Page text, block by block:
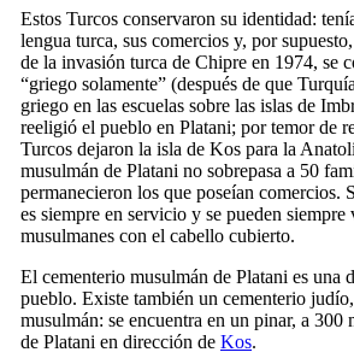
Estos Turcos conservaron su identidad:
lengua turca, sus comercios y, por
de la invasión turca de Chipre en 1974, se
“griego solamente” (después de que
griego en las escuelas sobre las islas de
reeligió el pueblo en Platani; por temor de
Turcos dejaron la isla de Kos para la
musulmán de Platani no sobrepasa a 50
permanecieron los que poseían comercios.
es siempre en servicio y se pueden siempre
musulmanes con el cabello cubierto.
El cementerio musulmán de Platani es una
pueblo. Existe también un cementerio
musulmán: se encuentra en un pinar, a 300
de Platani en dirección de Kos.